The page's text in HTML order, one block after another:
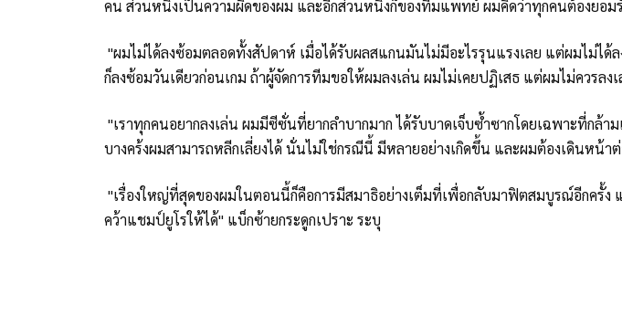
คน ส่วนหนึ่งเป็นความผิดของผม และอีกส่วนหนึ่งก็ของทีมแพทย์ ผมคิดว่าทุกคนต้องยอม
"ผมไม่ได้ลงซ้อมตลอดทั้งสัปดาห์ เมื่อได้รับผลสแกนมันไม่มีอะไรรุนแรงเลย แต่ผมไม่ได้
ก็ลงซ้อมวันเดียวก่อนเกม ถ้าผู้จัดการทีมขอให้ผมลงเล่น ผมไม่เคยปฏิเสธ แต่ผมไม่ควรลง
"เราทุกคนอยากลงเล่น ผมมีซีซั่นที่ยากลำบากมาก ได้รับบาดเจ็บซ้ำซากโดยเฉพาะที่กล้
บางคร้งผมสามารถหลีกเลี่ยงได้ นั่นไม่ใช่กรณีนี้ มีหลายอย่างเกิดขึ้น และผมต้องเดินหน้า
"เรื่องใหญ่ที่สุดของผมในตอนนี้ก็คือการมีสมาธิอย่างเต็มที่เพื่อกลับมาฟิตสมบูรณ์อีกครั้ง
คว้าแชมป์ยูโรให้ได้" แบ็กซ้ายกระดูกเปราะ ระบุ